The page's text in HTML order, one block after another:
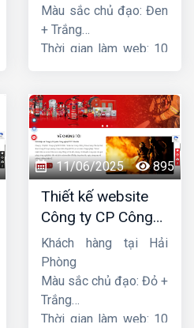
Màu sắc chủ đạo: Đen
+ Trắng
Thời gian làm web: 10
11/06/2025 895
Thiết kế website
Công ty CP Công
nghệ PCCC Bắc Hà
Khách hàng tại Hải
Phòng
Màu sắc chủ đạo: Đỏ +
Trắng
Thời gian làm web: 10